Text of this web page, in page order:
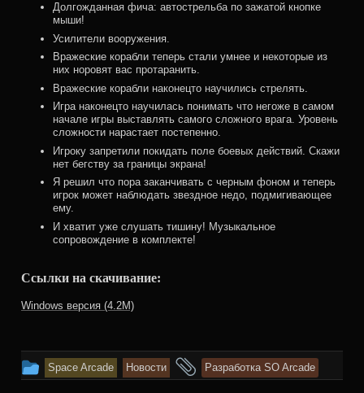
Долгожданная фича: автострельба по зажатой кнопке
мыши!
Усилители вооружения.
Вражеские корабли теперь стали умнее и некоторые из
них норовят вас протаранить.
Вражеские корабли наконецто научились стрелять.
Игра наконецто научилась понимать что негоже в самом
начале игры выставлять самого сложного врага. Уровень
сложности нарастает постепенно.
Игроку запретили покидать поле боевых действий. Скажи
нет бегству за границы экрана!
Я решил что пора заканчивать с черным фоном и теперь
игрок может наблюдать звездное недо, подмигивающее
ему.
И хватит уже слушать тишину! Музыкальное
сопровождение в комплекте!
Ссылки на скачивание:
Windows версия (4.2М)
This
entry
Space Arcade Новости
and
Разработка SO Arcade